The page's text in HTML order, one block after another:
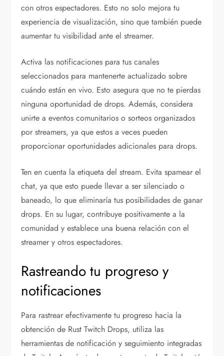
con otros espectadores. Esto no solo mejora tu
experiencia de visualización, sino que también puede
aumentar tu visibilidad ante el streamer.
Activa las notificaciones para tus canales
seleccionados para mantenerte actualizado sobre
cuándo están en vivo. Esto asegura que no te pierdas
ninguna oportunidad de drops. Además, considera
unirte a eventos comunitarios o sorteos organizados
por streamers, ya que estos a veces pueden
proporcionar oportunidades adicionales para drops.
Ten en cuenta la etiqueta del stream. Evita spamear el
chat, ya que esto puede llevar a ser silenciado o
baneado, lo que eliminaría tus posibilidades de ganar
drops. En su lugar, contribuye positivamente a la
comunidad y establece una buena relación con el
streamer y otros espectadores.
Rastreando tu progreso y
notificaciones
Para rastrear efectivamente tu progreso hacia la
obtención de Rust Twitch Drops, utiliza las
herramientas de notificación y seguimiento integradas